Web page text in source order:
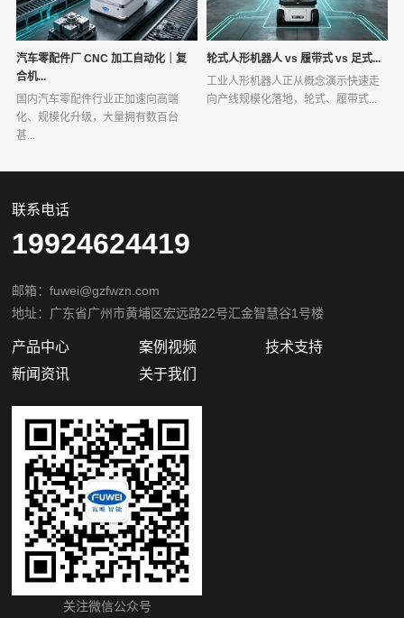
汽车零配件厂 CNC 加工自动化｜复
合机...
国内汽车零配件行业正加速向高端
化、规模化升级，大量拥有数百台
甚...
轮式人形机器人 vs 履带式 vs 足式...
工业人形机器人正从概念演示快速走
向产线规模化落地，轮式、履带式...
联系电话
19924624419
邮箱：fuwei@gzfwzn.com
地址：广东省广州市黄埔区宏远路22号汇金智慧谷1号楼
产品中心 案例视频
技术支持
新闻资讯
关于我们
关注微信公众号